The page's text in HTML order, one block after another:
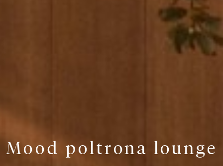
Mood poltrona lounge